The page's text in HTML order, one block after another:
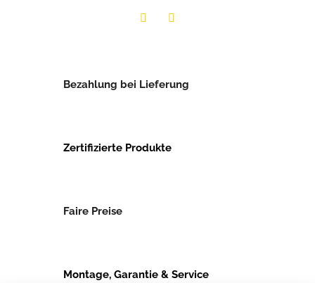
Bezahlung bei Lieferung
Zertifizierte Produkte
Faire Preise
Montage, Garantie & Service